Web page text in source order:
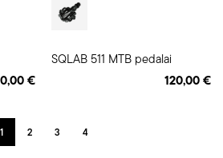
€
SQLAB 511 MTB pedalai
120,00 €
1 2 3 4